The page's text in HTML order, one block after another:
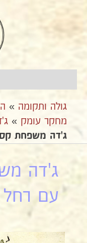
גולה ותקומה »
מחקר עומק »
ג'דה משפחת
ג'דה
עם רחל